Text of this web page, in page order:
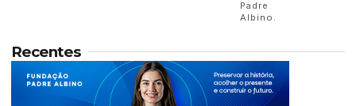
Padre
Albino.
Recentes